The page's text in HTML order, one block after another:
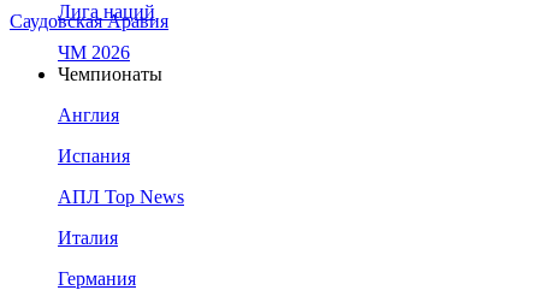
Саудовская Аравия
Лига наций
ЧМ 2026
Чемпионаты
Англия
Испания
АПЛ Top News
Италия
Германия